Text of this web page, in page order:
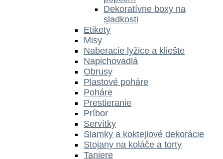
Dekoratívne boxy na
sladkosti
Etikety
Misy
Naberacie lyžice a kliešte
Napichovadlá
Obrusy
Plastové poháre
Poháre
Prestieranie
Príbor
Servítky
Slamky a koktejlové dekorácie
Stojany na koláče a torty
Taniere